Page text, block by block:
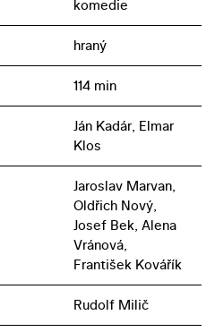
komedie
hraný
114 min
Ján Kadár, Elmar
Klos
Jaroslav Marvan,
Oldřich Nový,
Josef Bek, Alena
Vránová,
František Kovářík
Rudolf Milič